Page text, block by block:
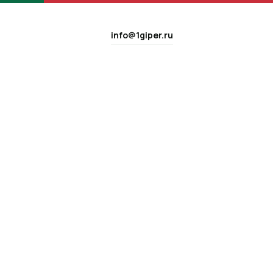
info@1giper.ru